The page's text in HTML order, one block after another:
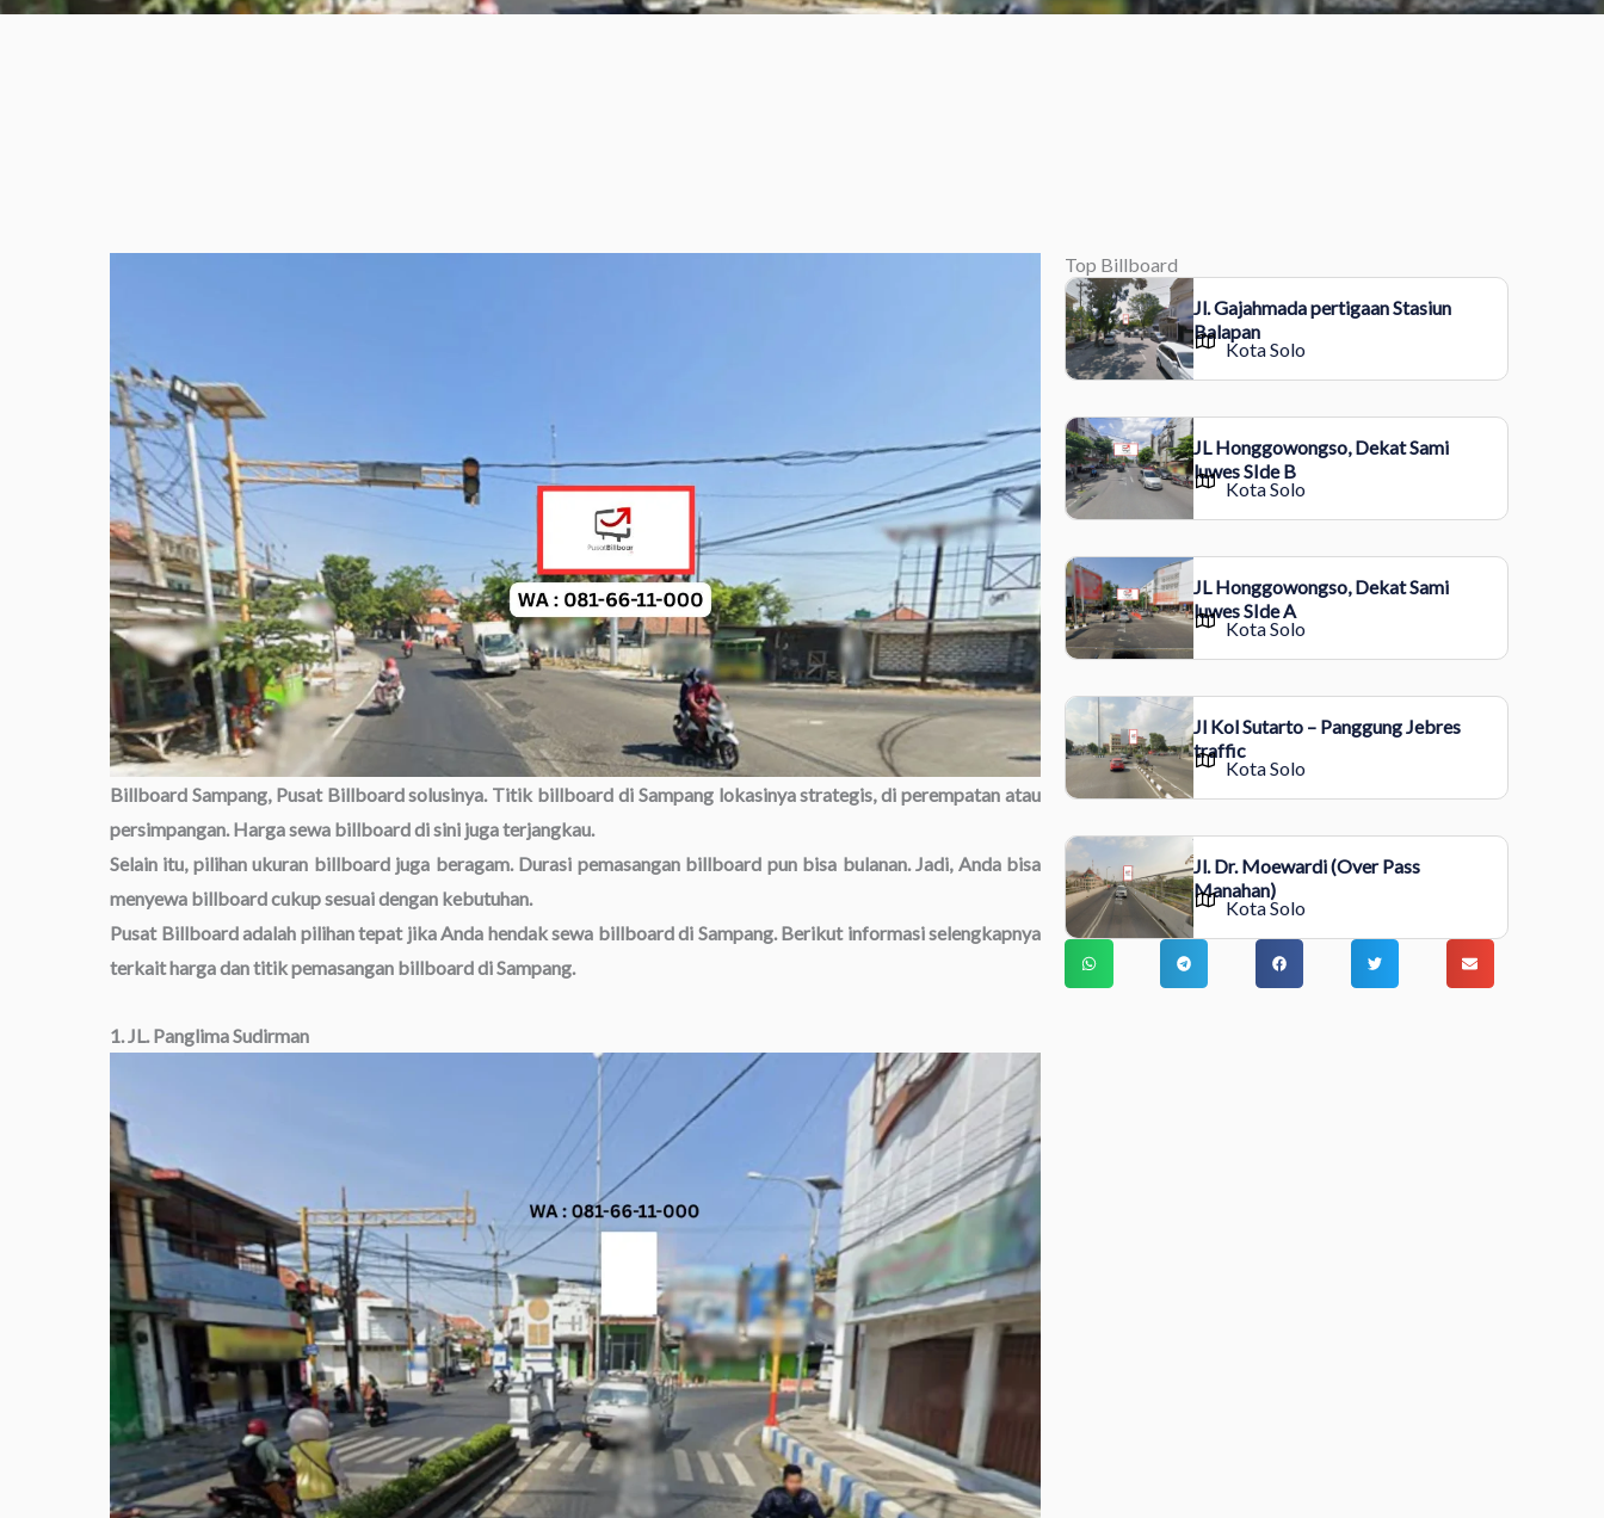
Billboard Sampang, Pusat Billboard solusinya. Titik billboard di Sampang lokasinya strategis, di perempatan atau
persimpangan. Harga sewa billboard di sini juga terjangkau.
Selain itu, pilihan ukuran billboard juga beragam. Durasi pemasangan billboard pun bisa bulanan. Jadi, Anda bisa
menyewa billboard cukup sesuai dengan kebutuhan.
Pusat Billboard adalah pilihan tepat jika Anda hendak sewa billboard di Sampang. Berikut informasi selengkapnya
terkait harga dan titik pemasangan billboard di Sampang.
1. JL. Panglima Sudirman
Top Billboard
Jl. Gajahmada pertigaan Stasiun
Balapan
Kota Solo
JL Honggowongso, Dekat Sami
luwes SIde B
Kota Solo
JL Honggowongso, Dekat Sami
luwes SIde A
Kota Solo
Jl Kol Sutarto – Panggung Jebres
traffic
Kota Solo
Jl. Dr. Moewardi (Over Pass
Manahan)
Kota Solo